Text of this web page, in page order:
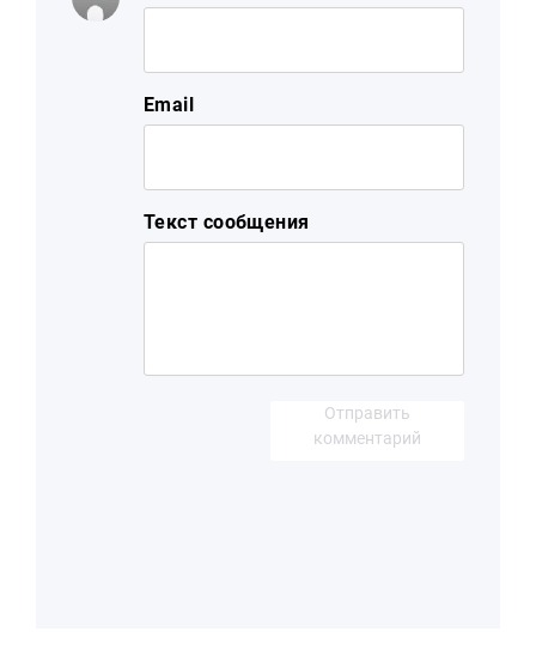
Email
Текст сообщения
Отправить
комментарий